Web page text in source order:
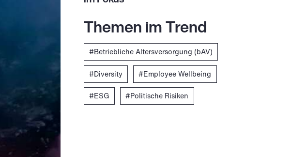
Themen im Trend
Betriebliche Altersversorgung (bAV)
Diversity Employee Wellbeing
ESG Politische Risiken